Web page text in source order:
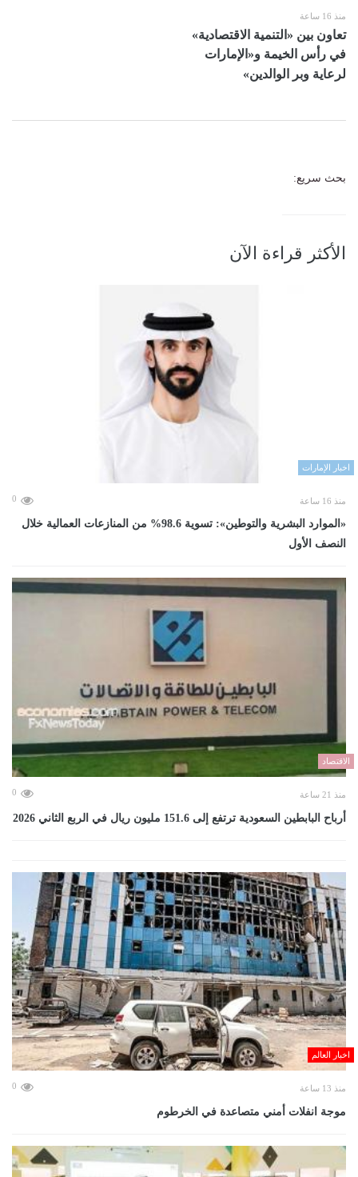
منذ 16 ساعة
تعاون بين «التنمية الاقتصادية»
في رأس الخيمة و«الإمارات
لرعاية وبر الوالدين»
بحث سريع:
الأكثر قراءة الآن
اخبار الإمارات
منذ 16 ساعة 0
«الموارد البشرية والتوطين»: تسوية 98.6% من المنازعات العمالية خلال
النصف الأول
الاقتصاد
منذ 21 ساعة 0
أرباح البابطين السعودية ترتفع إلى 151.6 مليون ريال في الربع الثاني 2026
اخبار العالم
منذ 13 ساعة 0
موجة انفلات أمني متصاعدة في الخرطوم